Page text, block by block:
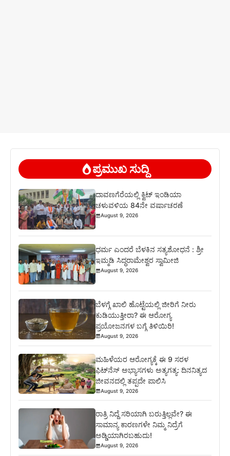
ಪ್ರಮುಖ ಸುದ್ದಿ
ದಾವಣಗೆರೆಯಲ್ಲಿ ಕ್ವಿಟ್ ಇಂಡಿಯಾ
ಚಳುವಳಿಯ 84ನೇ ವರ್ಷಾಚರಣೆ
August 9, 2026
ಧರ್ಮ ಎಂದರೆ ಬೆಳಕಿನ ಸತ್ಯಶೋಧನೆ : ಶ್ರೀ
ಇಮ್ಮಡಿ ಸಿದ್ಧರಾಮೇಶ್ವರ ಸ್ವಾಮೀಜಿ
August 9, 2026
ಬೆಳಗ್ಗೆ ಖಾಲಿ ಹೊಟ್ಟೆಯಲ್ಲಿ ಜೀರಿಗೆ ನೀರು
ಕುಡಿಯುತ್ತೀರಾ? ಈ ಆರೋಗ್ಯ
ಪ್ರಯೋಜನಗಳ ಬಗ್ಗೆ ತಿಳಿಯಿರಿ!
August 9, 2026
ಮಹಿಳೆಯರ ಆರೋಗ್ಯಕ್ಕೆ ಈ 9 ಸರಳ
ಫಿಟ್‌ನೆಸ್‌ ಅಭ್ಯಾಸಗಳು ಅತ್ಯಗತ್ಯ: ದಿನನಿತ್ಯದ
ಜೀವನದಲ್ಲಿ ತಪ್ಪದೇ ಪಾಲಿಸಿ
August 9, 2026
ರಾತ್ರಿ ನಿದ್ದೆ ಸರಿಯಾಗಿ ಬರುತ್ತಿಲ್ಲವೇ? ಈ
ಸಾಮಾನ್ಯ ಕಾರಣಗಳೇ ನಿಮ್ಮ ನಿದ್ರೆಗೆ
ಅಡ್ಡಿಯಾಗಿರಬಹುದು!
August 9, 2026